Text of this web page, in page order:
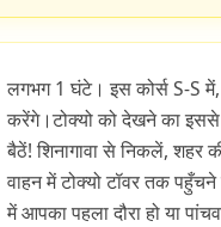
लगभग 1 घंटे। इस कोर्स S-S
करेंगे।टोक्यो को देखने का इससे
बैठें! शिनागावा से निकलें,
वाहन में टोक्यो टॉवर तक
में आपका पहला दौरा हो या